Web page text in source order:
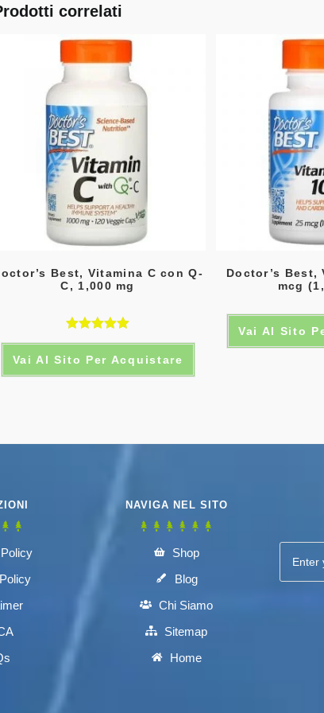
correlati
Best, Vitamina C con Q-
C, 1,000 mg
Valutato
5.00su 5
Vai Al Sito Per Acquistare
Doctor’s Best,
mcg
Vai Al Sito
NAVIGA NEL SITO
Shop
Blog
Chi Siamo
Sitemap
Home